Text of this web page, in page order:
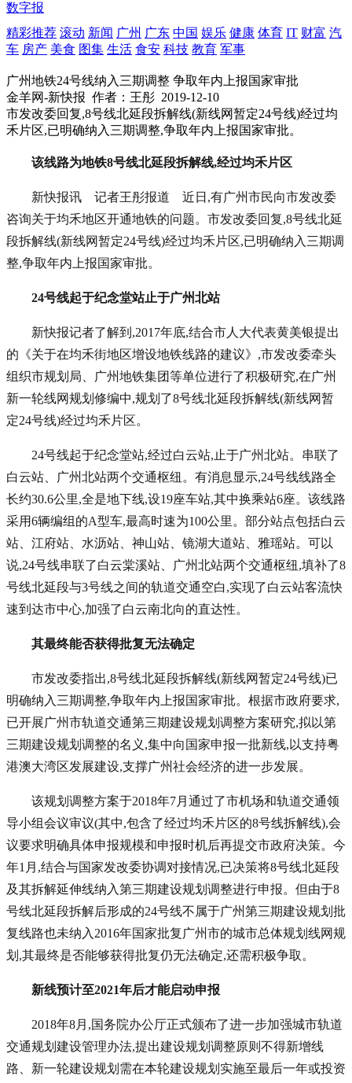
数字报
精彩推荐 滚动 新闻 广州 广东 中国 娱乐 健康 体育 IT 财富 汽
车 房产 美食 图集 生活 食安 科技 教育 军事
广州地铁24号线纳入三期调整 争取年内上报国家审批
金羊网-新快报 作者：王彤 2019-12-10
市发改委回复,8号线北延段拆解线(新线网暂定24号线)经过均
禾片区,已明确纳入三期调整,争取年内上报国家审批。
该线路为地铁8号线北延段拆解线,经过均禾片区
新快报讯 记者王彤报道 近日,有广州市民向市发改委
咨询关于均禾地区开通地铁的问题。市发改委回复,8号线北延
段拆解线(新线网暂定24号线)经过均禾片区,已明确纳入三期调
整,争取年内上报国家审批。
24号线起于纪念堂站止于广州北站
新快报记者了解到,2017年底,结合市人大代表黄美银提出
的《关于在均禾街地区增设地铁线路的建议》,市发改委牵头
组织市规划局、广州地铁集团等单位进行了积极研究,在广州
新一轮线网规划修编中,规划了8号线北延段拆解线(新线网暂
定24号线)经过均禾片区。
24号线起于纪念堂站,经过白云站,止于广州北站。串联了
白云站、广州北站两个交通枢纽。有消息显示,24号线线路全
长约30.6公里,全是地下线,设19座车站,其中换乘站6座。该线路
采用6辆编组的A型车,最高时速为100公里。部分站点包括白云
站、江府站、水沥站、神山站、镜湖大道站、雅瑶站。可以
说,24号线串联了白云棠溪站、广州北站两个交通枢纽,填补了8
号线北延段与3号线之间的轨道交通空白,实现了白云站客流快
速到达市中心,加强了白云南北向的直达性。
其最终能否获得批复无法确定
市发改委指出,8号线北延段拆解线(新线网暂定24号线)已
明确纳入三期调整,争取年内上报国家审批。根据市政府要求,
已开展广州市轨道交通第三期建设规划调整方案研究,拟以第
三期建设规划调整的名义,集中向国家申报一批新线,以支持粤
港澳大湾区发展建设,支撑广州社会经济的进一步发展。
该规划调整方案于2018年7月通过了市机场和轨道交通领
导小组会议审议(其中,包含了经过均禾片区的8号线拆解线),会
议要求明确具体申报规模和申报时机后再提交市政府决策。今
年1月,结合与国家发改委协调对接情况,已决策将8号线北延段
及其拆解延伸线纳入第三期建设规划调整进行申报。但由于8
号线北延段拆解后形成的24号线不属于广州第三期建设规划批
复线路也未纳入2016年国家批复广州市的城市总体规划线网规
划,其最终是否能够获得批复仍无法确定,还需积极争取。
新线预计至2021年后才能启动申报
2018年8月,国务院办公厅正式颁布了进一步加强城市轨道
交通规划建设管理办法,提出建设规划调整原则不得新增线
路、新一轮建设规划需在本轮建设规划实施至最后一年或投资